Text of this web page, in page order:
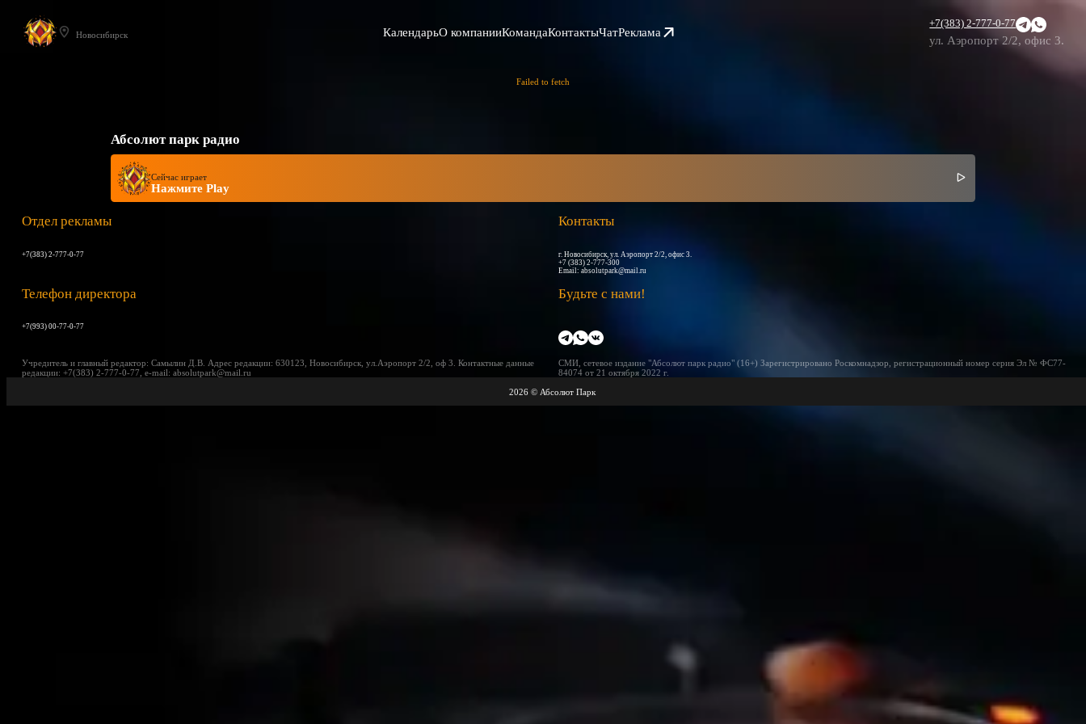
Новосибирск КалендарьО компанииКомандаКонтактыЧатРеклама
+7(383) 2-777-0-77
ул. Аэропорт 2/2, офис 3.
Failed to fetch
Абсолют парк радио
Сейчас играет
Нажмите Play
Отдел рекламы
+7(383) 2-777-0-77
Контакты
г. Новосибирск, ул. Аэропорт 2/2, офис 3.
+7 (383) 2-777-300
Email: absolutpark@mail.ru
Телефон директора
+7(993) 00-77-0-77
Будьте с нами!
Учредитель и главный редактор: Самылин Д.В. Адрес редакции: 630123, Новосибирск, ул.Аэропорт 2/2, оф 3. Контактные данные
редакции: +7(383) 2-777-0-77, e-mail: absolutpark@mail.ru
СМИ, сетевое издание "Абсолют парк радио" (16+) Зарегистрировано Роскомнадзор, регистрационный номер серия Эл № ФС77-
84074 от 21 октября 2022 г.
2026 © Абсолют Парк